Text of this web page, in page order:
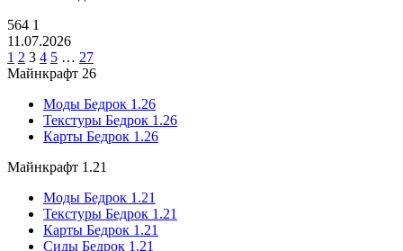
564 1
11.07.2026
1 2 3 4 5 … 27
Майнкрафт 26
Моды Бедрок 1.26
Текстуры Бедрок 1.26
Карты Бедрок 1.26
Майнкрафт 1.21
Моды Бедрок 1.21
Текстуры Бедрок 1.21
Карты Бедрок 1.21
Сиды Бедрок 1.21